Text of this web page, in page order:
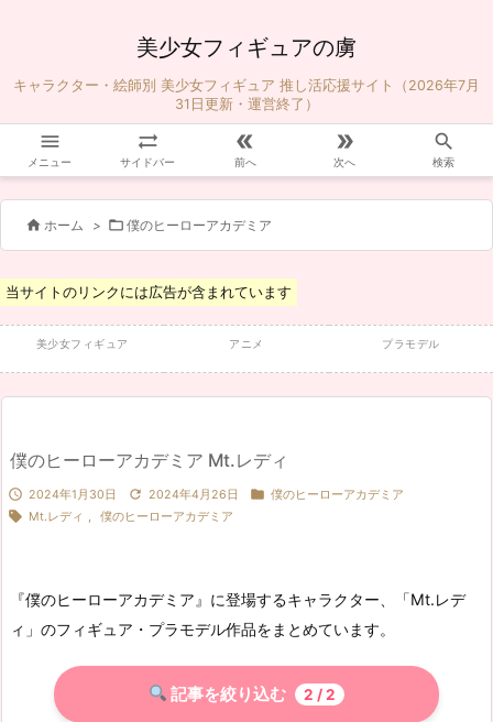
美少女フィギュアの虜
キャラクター・絵師別 美少女フィギュア 推し活応援サイト（2026年7月
31日更新・運営終了）

メニュー

サイドバー

前へ

次へ

検索
 ホーム >  僕のヒーローアカデミア
当サイトのリンクには広告が含まれています
美少女フィギュア アニメ プラモデル
僕のヒーローアカデミア Mt.レディ
 2024年1月30日  2024年4月26日  僕のヒーローアカデミア
 Mt.レディ , 僕のヒーローアカデミア
『僕のヒーローアカデミア』に登場するキャラクター、「Mt.レデ
ィ」のフィギュア・プラモデル作品をまとめています。
記事を絞り込む 2 / 2